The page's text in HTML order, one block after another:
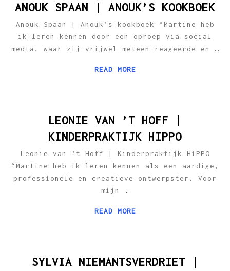
ANOUK SPAAN | ANOUK’S KOOKBOEK
Anouk Spaan | Anouk’s kookboek “Martine heb
ik leren kennen door een oproep via social
media, waar zij vrijwel meteen reageerde en …
READ MORE
LEONIE VAN ’T HOFF |
KINDERPRAKTIJK HIPPO
Leonie van ’t Hoff | Kinderpraktijk HiPPO
“Martine heb ik leren kennen als een aardige,
professionele en creatieve ontwerpster. Voor
mijn …
READ MORE
SYLVIA NIEMANTSVERDRIET |